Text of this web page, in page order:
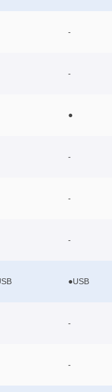
-
-
●
-
-
-
●USB
-
-